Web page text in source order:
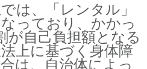
は、「レンタル」
っており、かかっ
が自己負担額となる
上に基づく身体障
は、自治体によっ